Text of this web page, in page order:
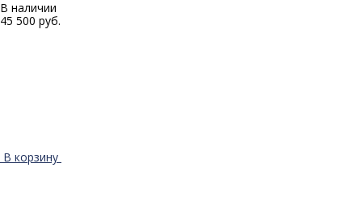
В наличии
45 500 руб.
В корзину